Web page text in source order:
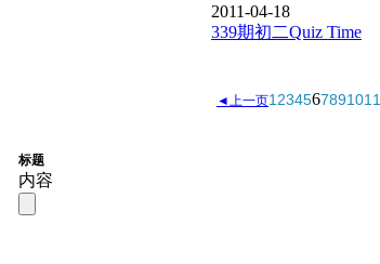
2011-04-18
339期初二Quiz Time
◄上一页1 234567891011
标题
内容